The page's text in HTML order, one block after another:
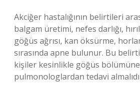
Akciğer hastalığının belirtileri
balgam üretimi, nefes darlığı,
göğüs ağrısı, kan öksürme,
sırasında apne bulunur. Bu
kişiler kesinlikle göğüs
pulmonologlardan tedavi